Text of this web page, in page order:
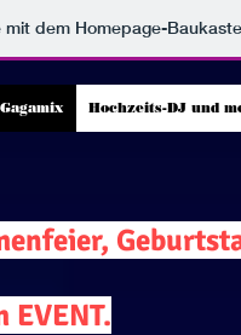
mit dem Homepage-
Hochzeits-DJ und